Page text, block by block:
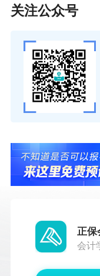
关注公众号
正保
会计